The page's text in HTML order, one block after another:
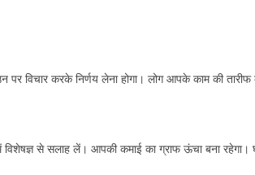
विचार करके निर्णय लेना होगा। लोग आपके काम की
से सलाह लें। आपकी कमाई का ग्राफ ऊंचा बना रहेगा।